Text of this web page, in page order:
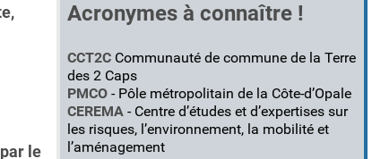
le
Acronymes à connaître !
CCT2C Communauté de commune de la Terre
des 2 Caps
PMCO - Pôle métropolitain de la Côte-d’Opale
CEREMA - Centre d’études et d’expertises sur
les risques, l’environnement, la mobilité et
l’aménagement